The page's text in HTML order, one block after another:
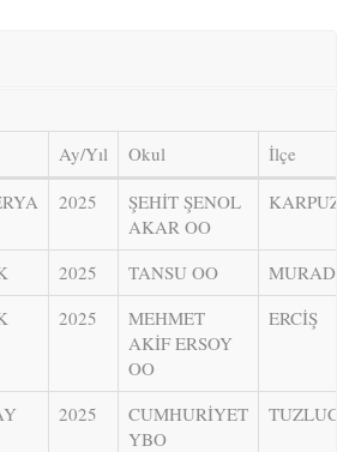
Ay/Yıl Okul
İlçe
2025
ŞEHİT ŞENOL
AKAR OO
2025 TANSU OO
2025
MEHMET
AKİF ERSOY
OO
ERCİŞ
2025
CUMHURİYET
YBO
TUZLUCA